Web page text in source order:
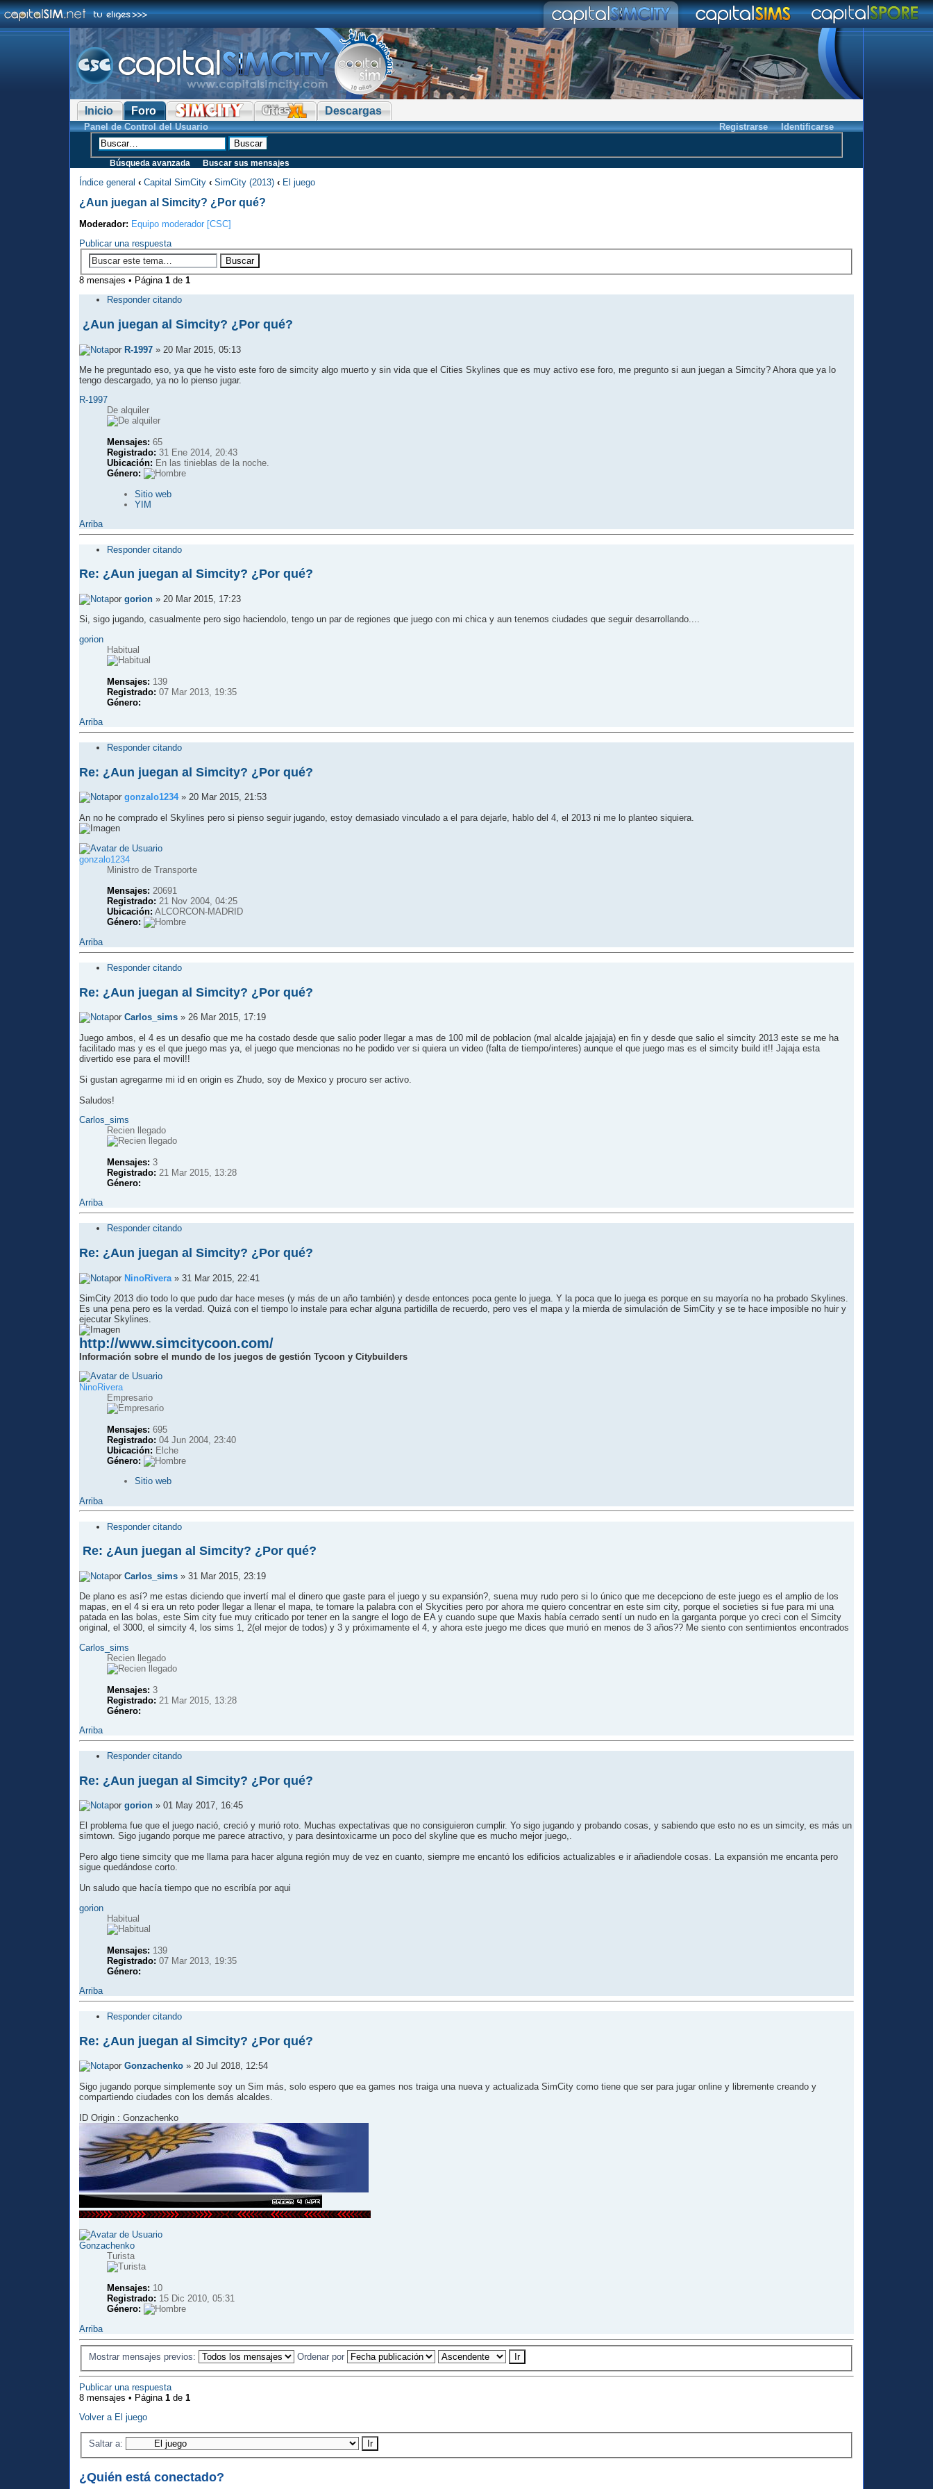
Inicio Foro Descargas
Registrarse Identificarse
Panel de Control del Usuario
Búsqueda avanzada Buscar sus mensajes
Índice general ‹ Capital SimCity ‹ SimCity (2013) ‹ El juego
¿Aun juegan al Simcity? ¿Por qué?
Moderador: Equipo moderador [CSC]
Publicar una respuesta
8 mensajes • Página1 de1
Responder citando
¿Aun juegan al Simcity? ¿Por qué?
porR-1997 » 20 Mar 2015, 05:13
Me he preguntado eso, ya que he visto este foro de simcity algo muerto y sin vida que el Cities Skylines que es muy activo ese foro, me pregunto si aun juegan a Simcity? Ahora que ya lo
tengo descargado, ya no lo pienso jugar.
R-1997
De alquiler
Mensajes: 65
Registrado: 31 Ene 2014, 20:43
Ubicación: En las tinieblas de la noche.
Género:
Sitio web
YIM
Arriba
Responder citando
Re: ¿Aun juegan al Simcity? ¿Por qué?
porgorion » 20 Mar 2015, 17:23
Si, sigo jugando, casualmente pero sigo haciendolo, tengo un par de regiones que juego con mi chica y aun tenemos ciudades que seguir desarrollando....
gorion
Habitual
Mensajes: 139
Registrado: 07 Mar 2013, 19:35
Género:
Arriba
Responder citando
Re: ¿Aun juegan al Simcity? ¿Por qué?
porgonzalo1234» 20 Mar 2015, 21:53
An no he comprado el Skylines pero si pienso seguir jugando, estoy demasiado vinculado a el para dejarle, hablo del 4, el 2013 ni me lo planteo siquiera.
gonzalo1234
Ministro de Transporte
Mensajes: 20691
Registrado: 21 Nov 2004, 04:25
Ubicación: ALCORCON-MADRID
Género:
Arriba
Responder citando
Re: ¿Aun juegan al Simcity? ¿Por qué?
porCarlos_sims » 26 Mar 2015, 17:19
Juego ambos, el 4 es un desafio que me ha costado desde que salio poder llegar a mas de 100 mil de poblacion (mal alcalde jajajaja) en fin y desde que salio el simcity 2013 este se me ha
facilitado mas y es el que juego mas ya, el juego que mencionas no he podido ver si quiera un video (falta de tiempo/interes) aunque el que juego mas es el simcity build it!! Jajaja esta
divertido ese para el movil!!
Si gustan agregarme mi id en origin es Zhudo, soy de Mexico y procuro ser activo.
Saludos!
Carlos_sims
Recien llegado
Mensajes: 3
Registrado: 21 Mar 2015, 13:28
Género:
Arriba
Responder citando
Re: ¿Aun juegan al Simcity? ¿Por qué?
porNinoRivera » 31 Mar 2015, 22:41
SimCity 2013 dio todo lo que pudo dar hace meses (y más de un año también) y desde entonces poca gente lo juega. Y la poca que lo juega es porque en su mayoría no ha probado Skylines.
Es una pena pero es la verdad. Quizá con el tiempo lo instale para echar alguna partidilla de recuerdo, pero ves el mapa y la mierda de simulación de SimCity y se te hace imposible no huir y
ejecutar Skylines.
http://www.simcitycoon.com/
Información sobre el mundo de los juegos de gestión Tycoon y Citybuilders
NinoRivera
Empresario
Mensajes: 695
Registrado: 04 Jun 2004, 23:40
Ubicación: Elche
Género:
Sitio web
Arriba
Responder citando
Re: ¿Aun juegan al Simcity? ¿Por qué?
porCarlos_sims » 31 Mar 2015, 23:19
De plano es así? me estas diciendo que invertí mal el dinero que gaste para el juego y su expansión?, suena muy rudo pero si lo único que me decepciono de este juego es el amplio de los
mapas, en el 4 si era un reto poder llegar a llenar el mapa, te tomare la palabra con el Skycities pero por ahora me quiero concentrar en este sim city, porque el societies si fue para mi una
patada en las bolas, este Sim city fue muy criticado por tener en la sangre el logo de EA y cuando supe que Maxis había cerrado sentí un nudo en la garganta porque yo creci con el Simcity
original, el 3000, el simcity 4, los sims 1, 2(el mejor de todos) y 3 y próximamente el 4, y ahora este juego me dices que murió en menos de 3 años?? Me siento con sentimientos encontrados
Carlos_sims
Recien llegado
Mensajes: 3
Registrado: 21 Mar 2015, 13:28
Género:
Arriba
Responder citando
Re: ¿Aun juegan al Simcity? ¿Por qué?
porgorion » 01 May 2017, 16:45
El problema fue que el juego nació, creció y murió roto. Muchas expectativas que no consiguieron cumplir. Yo sigo jugando y probando cosas, y sabiendo que esto no es un simcity, es más un
simtown. Sigo jugando porque me parece atractivo, y para desintoxicarme un poco del skyline que es mucho mejor juego,.
Pero algo tiene simcity que me llama para hacer alguna región muy de vez en cuanto, siempre me encantó los edificios actualizables e ir añadiendole cosas. La expansión me encanta pero
sigue quedándose corto.
Un saludo que hacía tiempo que no escribía por aqui
gorion
Habitual
Mensajes: 139
Registrado: 07 Mar 2013, 19:35
Género:
Arriba
Responder citando
Re: ¿Aun juegan al Simcity? ¿Por qué?
porGonzachenko » 20 Jul 2018, 12:54
Sigo jugando porque simplemente soy un Sim más, solo espero que ea games nos traiga una nueva y actualizada SimCity como tiene que ser para jugar online y libremente creando y
compartiendo ciudades con los demás alcaldes.
ID Origin : Gonzachenko
Gonzachenko
Turista
Mensajes: 10
Registrado: 15 Dic 2010, 05:31
Género:
Arriba
Mostrar mensajes previos: Ordenar por
Publicar una respuesta
8 mensajes • Página1 de1
Volver a El juego
Saltar a:
¿Quién está conectado?